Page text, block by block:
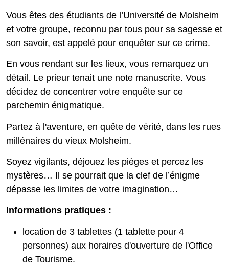
Vous êtes des étudiants de l’Université de Molsheim
et votre groupe, reconnu par tous pour sa sagesse et
son savoir, est appelé pour enquêter sur ce crime.
En vous rendant sur les lieux, vous remarquez un
détail. Le prieur tenait une note manuscrite. Vous
décidez de concentrer votre enquête sur ce
parchemin énigmatique.
Partez à l'aventure, en quête de vérité, dans les rues
millénaires du vieux Molsheim.
Soyez vigilants, déjouez les pièges et percez les
mystères… Il se pourrait que la clef de l’énigme
dépasse les limites de votre imagination…
Informations pratiques :
location de 3 tablettes (1 tablette pour 4
personnes) aux horaires d'ouverture de l'Office
de Tourisme.